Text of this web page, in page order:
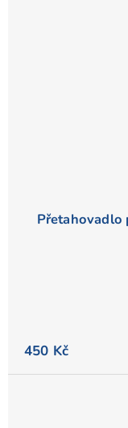
Přetahovadlo
450 Kč